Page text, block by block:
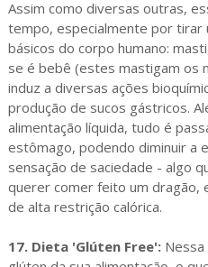
Assim como diversas outras,
tempo, especialmente por tirar
básicos do corpo humano:
se é bebê (estes mastigam os
induz a diversas ações
produção de sucos gástricos.
alimentação líquida, tudo é
estômago, podendo diminuir a
sensação de saciedade - algo
querer comer feito um dragão,
de alta restrição calórica.
17. Dieta 'Glúten Free':Nessa